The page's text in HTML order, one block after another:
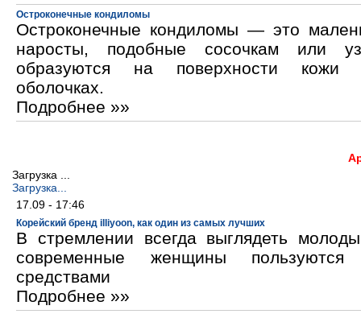
Остроконечные кондиломы
Остроконечные кондиломы — это
наросты, подобные сосочкам или
образуются на поверхности кожи
оболочках.
Подробнее »»
Загрузка ...
Загрузка...
17.09 - 17:46
Корейский бренд illiyoon, как один из самых лучших
В стремлении всегда выглядеть
современные женщины пользуются
средствами
Подробнее »»